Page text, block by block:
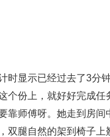
时显示已经过去了3分
个份上，就好好完成任
靠师傅呀。她走到房间
双腿自然的架到椅子上